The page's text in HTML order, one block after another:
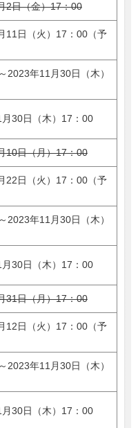
2日（金）17：00
11日（火）17：00（予
2023年11月30日（木）
30日（木）17：00
10日（月）17：00
22日（火）17：00（予
2023年11月30日（木）
30日（木）17：00
31日（月）17：00
12日（火）17：00（予
2023年11月30日（木）
30日（木）17：00